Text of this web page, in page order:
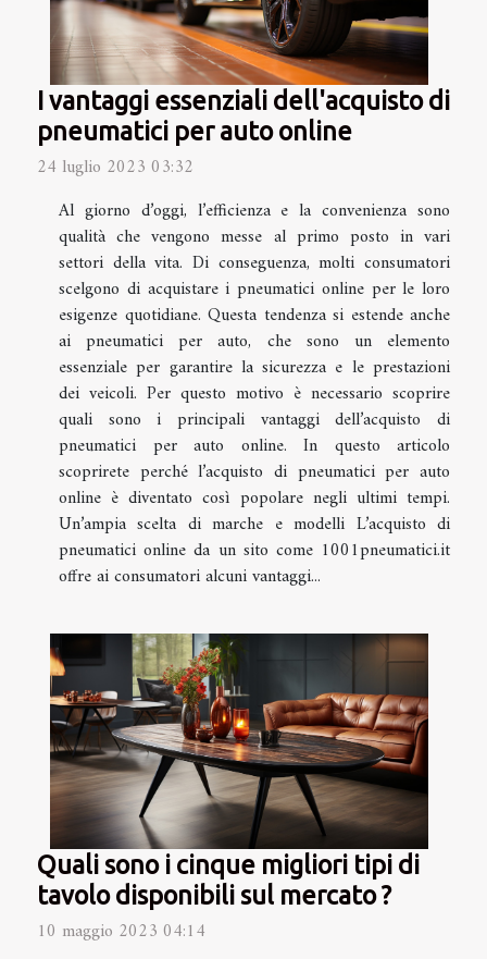
I vantaggi essenziali dell'acquisto di
pneumatici per auto online
24 luglio 2023 03:32
Al giorno d’oggi, l’efficienza e la convenienza sono
qualità che vengono messe al primo posto in vari
settori della vita. Di conseguenza, molti consumatori
scelgono di acquistare i pneumatici online per le loro
esigenze quotidiane. Questa tendenza si estende anche
ai pneumatici per auto, che sono un elemento
essenziale per garantire la sicurezza e le prestazioni
dei veicoli. Per questo motivo è necessario scoprire
quali sono i principali vantaggi dell’acquisto di
pneumatici per auto online. In questo articolo
scoprirete perché l’acquisto di pneumatici per auto
online è diventato così popolare negli ultimi tempi.
Un’ampia scelta di marche e modelli L’acquisto di
pneumatici online da un sito come 1001pneumatici.it
offre ai consumatori alcuni vantaggi...
Quali sono i cinque migliori tipi di
tavolo disponibili sul mercato ?
10 maggio 2023 04:14